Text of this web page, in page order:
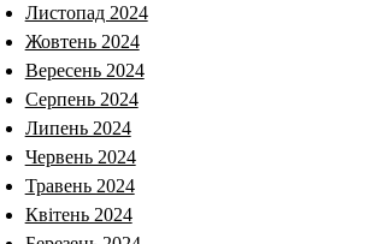
Листопад 2024
Жовтень 2024
Вересень 2024
Серпень 2024
Липень 2024
Червень 2024
Травень 2024
Квітень 2024